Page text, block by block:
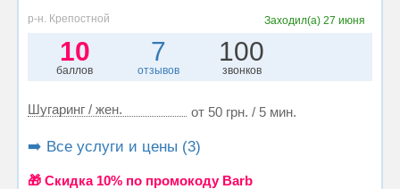
р-н. Крепостной Заходил(а)27 июня
10
баллов
7
отзывов
100
звонков
Шугаринг / жен. от 50 грн. / 5 мин.
➡️ Все услуги и цены (3)
🎁 Cкидка 10% по промокоду Barb